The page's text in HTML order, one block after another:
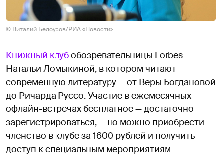
© Виталий Белоусов/РИА «Новости»
Книжный клубобозревательницы Forbes
Натальи Ломыкиной, в котором читают
современную литературу — от Веры Богдановой
до Ричарда Руссо. Участие в ежемесячных
офлайн-встречах бесплатное — достаточно
зарегистрироваться, — но можно приобрести
членство в клубе за 1600 рублей и получить
доступ к специальным мероприятиям